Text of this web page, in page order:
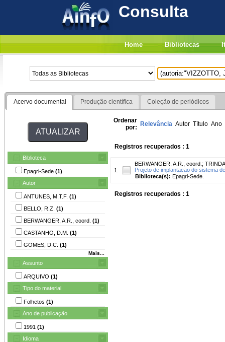
Consulta
Home Bibliotecas
Acervo documental Produção científica Coleção de periódicos
Biblioteca
Epagri-Sede (1)
Autor
ANTUNES, M.T.F. (1)
BELLO, R.Z. (1)
BERWANGER, A.R., coord. (1)
CASTANHO, D.M. (1)
GOMES, D.C. (1)
Mais...
Assunto
ARQUIVO (1)
Tipo do material
Folhetos (1)
Ano de publicação
1991 (1)
Idioma
Ordenar
por: Relevância Autor Título Ano
Registros recuperados : 1
1.
BERWANGER, A.R., coord. ;
Projeto de implantacao do sistema
Biblioteca(s): Epagri-Sede.
Registros recuperados : 1